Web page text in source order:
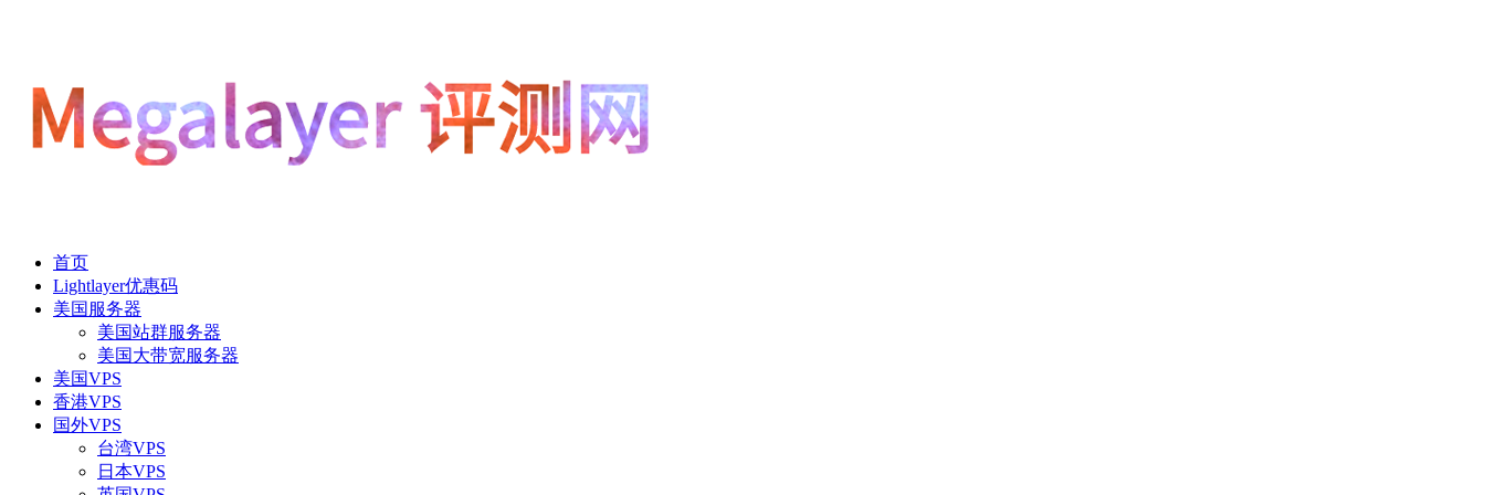
首页
Lightlayer优惠码
美国服务器
美国站群服务器
美国大带宽服务器
美国VPS
香港VPS
国外VPS
台湾VPS
日本VPS